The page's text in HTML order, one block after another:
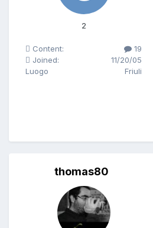
2
Content:
19
Joined:
11/20/05
Luogo
Friuli
thomas80